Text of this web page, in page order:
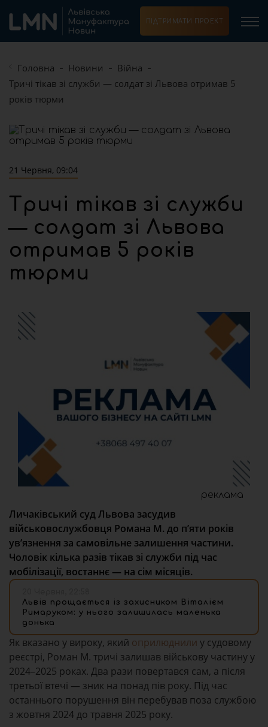
ПІДТРИМАТИ ПРОЕКТ
Головна Новини
Війна
Тричі тікав зі служби — солдат зі Львова отримав 5
років тюрми
21 Червня, 09:04
Тричі тікав зі служби
— солдат зі Львова
отримав 5 років
тюрми
реклама
Личаківський суд Львова засудив
військовослужбовця Романа М. до п’яти років
ув’язнення за самовільне залишення частини.
Чоловік кілька разів тікав зі служби під час
мобілізації, востаннє — на сім місяців.
Львів прощається із захисником Віталієм
Римаруком: у нього залишилась маленька
донька
Як вказано у вироку, який оприлюднили у судовому
реєстрі, Роман М. тричі залишав військову частину у
2024–2025 роках. Два рази повертався сам, а після
третьої втечі — зник на понад пів року. Під час
останнього порушення він перебував поза службою
з жовтня 2024 до травня 2025 року.